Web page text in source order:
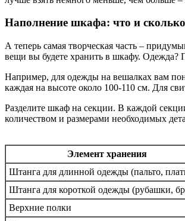
Наполнение шкафа: что и
А теперь самая творческая часть –
вещи вы будете хранить в шкафу. Одежда?
Например, для одежды на вешалках вам
каждая на высоте около 100-110 см. Для
Разделите шкаф на секции. В каждой
количеством и размерами необходимых
Элемент хранения
Штанга для длинной одежды (пальто,
Штанга для короткой одежды (рубашки,
Верхние полки